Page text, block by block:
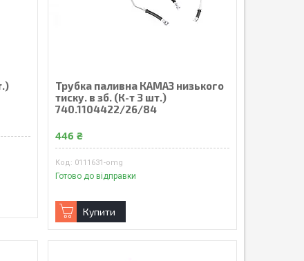
Трубка паливна КАМАЗ низького
тиску. в зб. (К-т 3 шт.)
740.1104422/26/84
446 ₴
0111631-omg
Готово до відправки
Купити